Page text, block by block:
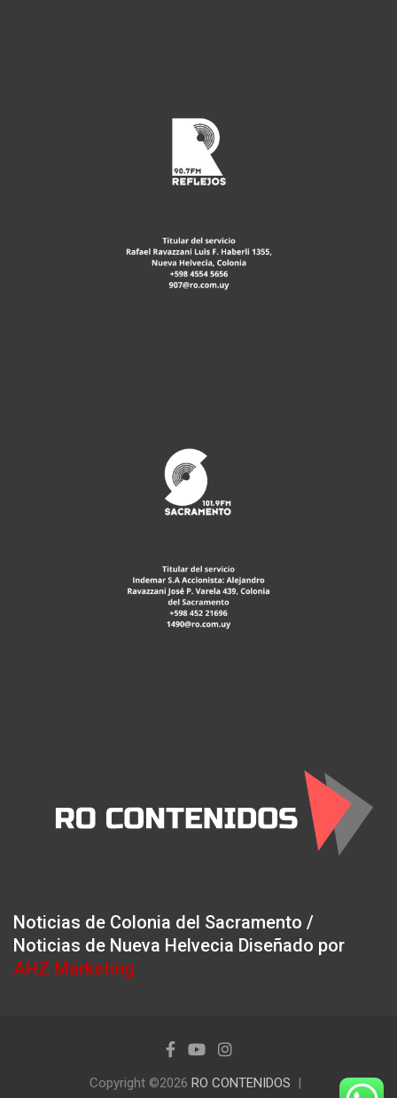
Noticias de Colonia del Sacramento /
Noticias de Nueva Helvecia Diseñado por
AHZ Marketing
Copyright ©2026 RO CONTENIDOS